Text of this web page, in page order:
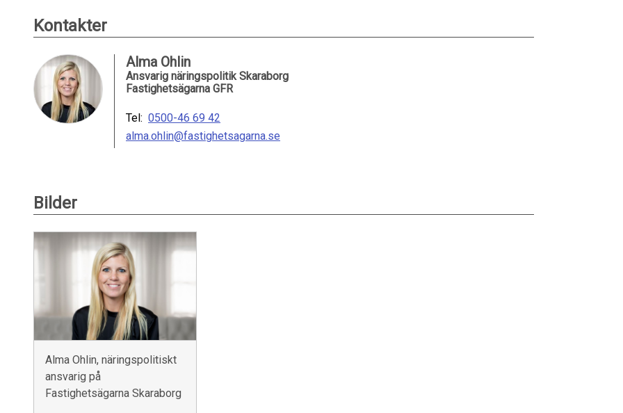
Kontakter
Alma Ohlin
Ansvarig näringspolitik Skaraborg
Fastighetsägarna GFR
Tel: 0500-46 69 42
alma.ohlin@fastighetsagarna.se
Bilder
Alma Ohlin, näringspolitiskt
ansvarig på
Fastighetsägarna Skaraborg